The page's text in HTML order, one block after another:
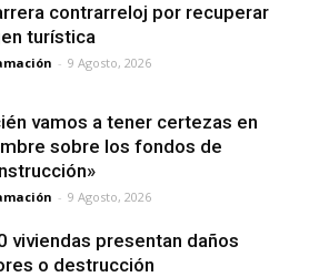
contrarreloj por recuperar
turística
- 9 Agosto, 2026
vamos a tener certezas en
sobre los fondos de
- 9 Agosto, 2026
viviendas presentan daños
o destrucción